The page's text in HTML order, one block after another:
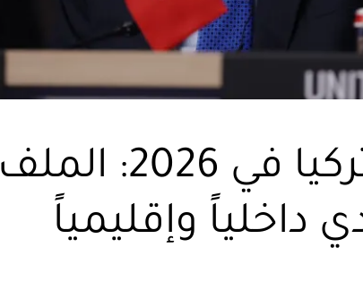
أولوية تركيا في 2026: الملف
داخلياً وإقليمياً